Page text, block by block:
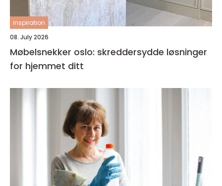
inspiration
08. July 2026
Møbelsnekker oslo: skreddersydde løsninger
for hjemmet ditt